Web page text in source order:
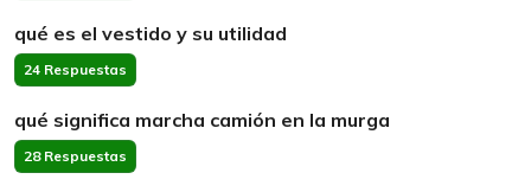
qué es el vestido y su utilidad
24 Respuestas
qué significa marcha camión en la murga
28 Respuestas